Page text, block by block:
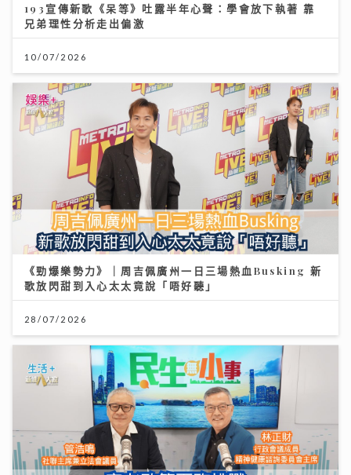
193宣傳新歌《呆等》吐露半年心聲：學會放下執著 靠
兄弟理性分析走出偏激
10/07/2026
《勁爆樂勢力》｜周吉佩廣州一日三場熱血Busking 新
歌放閃甜到入心太太竟說「唔好聽」
28/07/2026